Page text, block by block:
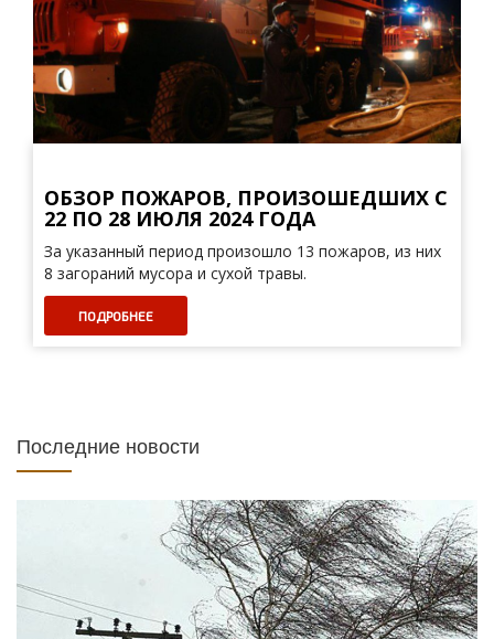
ОБЗОР ПОЖАРОВ, ПРОИЗОШЕДШИХ С
22 ПО 28 ИЮЛЯ 2024 ГОДА
За указанный период произошло 13 пожаров, из них
8 загораний мусора и сухой травы.
ПОДРОБНЕЕ
Последние новости